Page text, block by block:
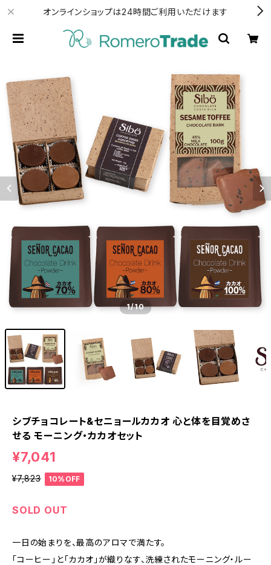
オンラインショップは24時間ご利用いただけます
1/10
シブチョコレート&セニョールカカオ 心と体を目覚めさ
せる モーニング・カカオセット
¥7,041
¥7,823 10%OFF
SOLD OUT
一日の始まりを、最高のアロマで満たす。
「コーヒー」と「カカオ」が織りなす、洗練されたモーニング・ルー